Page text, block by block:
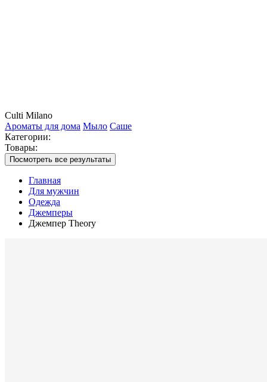
Culti Milano
Ароматы для дома Мыло Саше
Категории:
Товары:
Посмотреть все результаты
Главная
Для мужчин
Одежда
Джемперы
Джемпер Theory